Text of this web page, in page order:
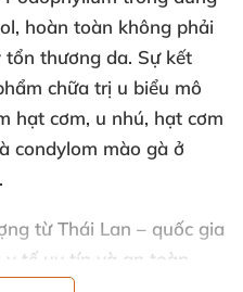
hoàn toàn không phải
thương da. Sự kết
chữa trị u biểu mô
hạt cơm, u nhú, hạt cơm
condylom mào gà ở
từ Thái Lan – quốc gia
tế uy tín và an toàn.